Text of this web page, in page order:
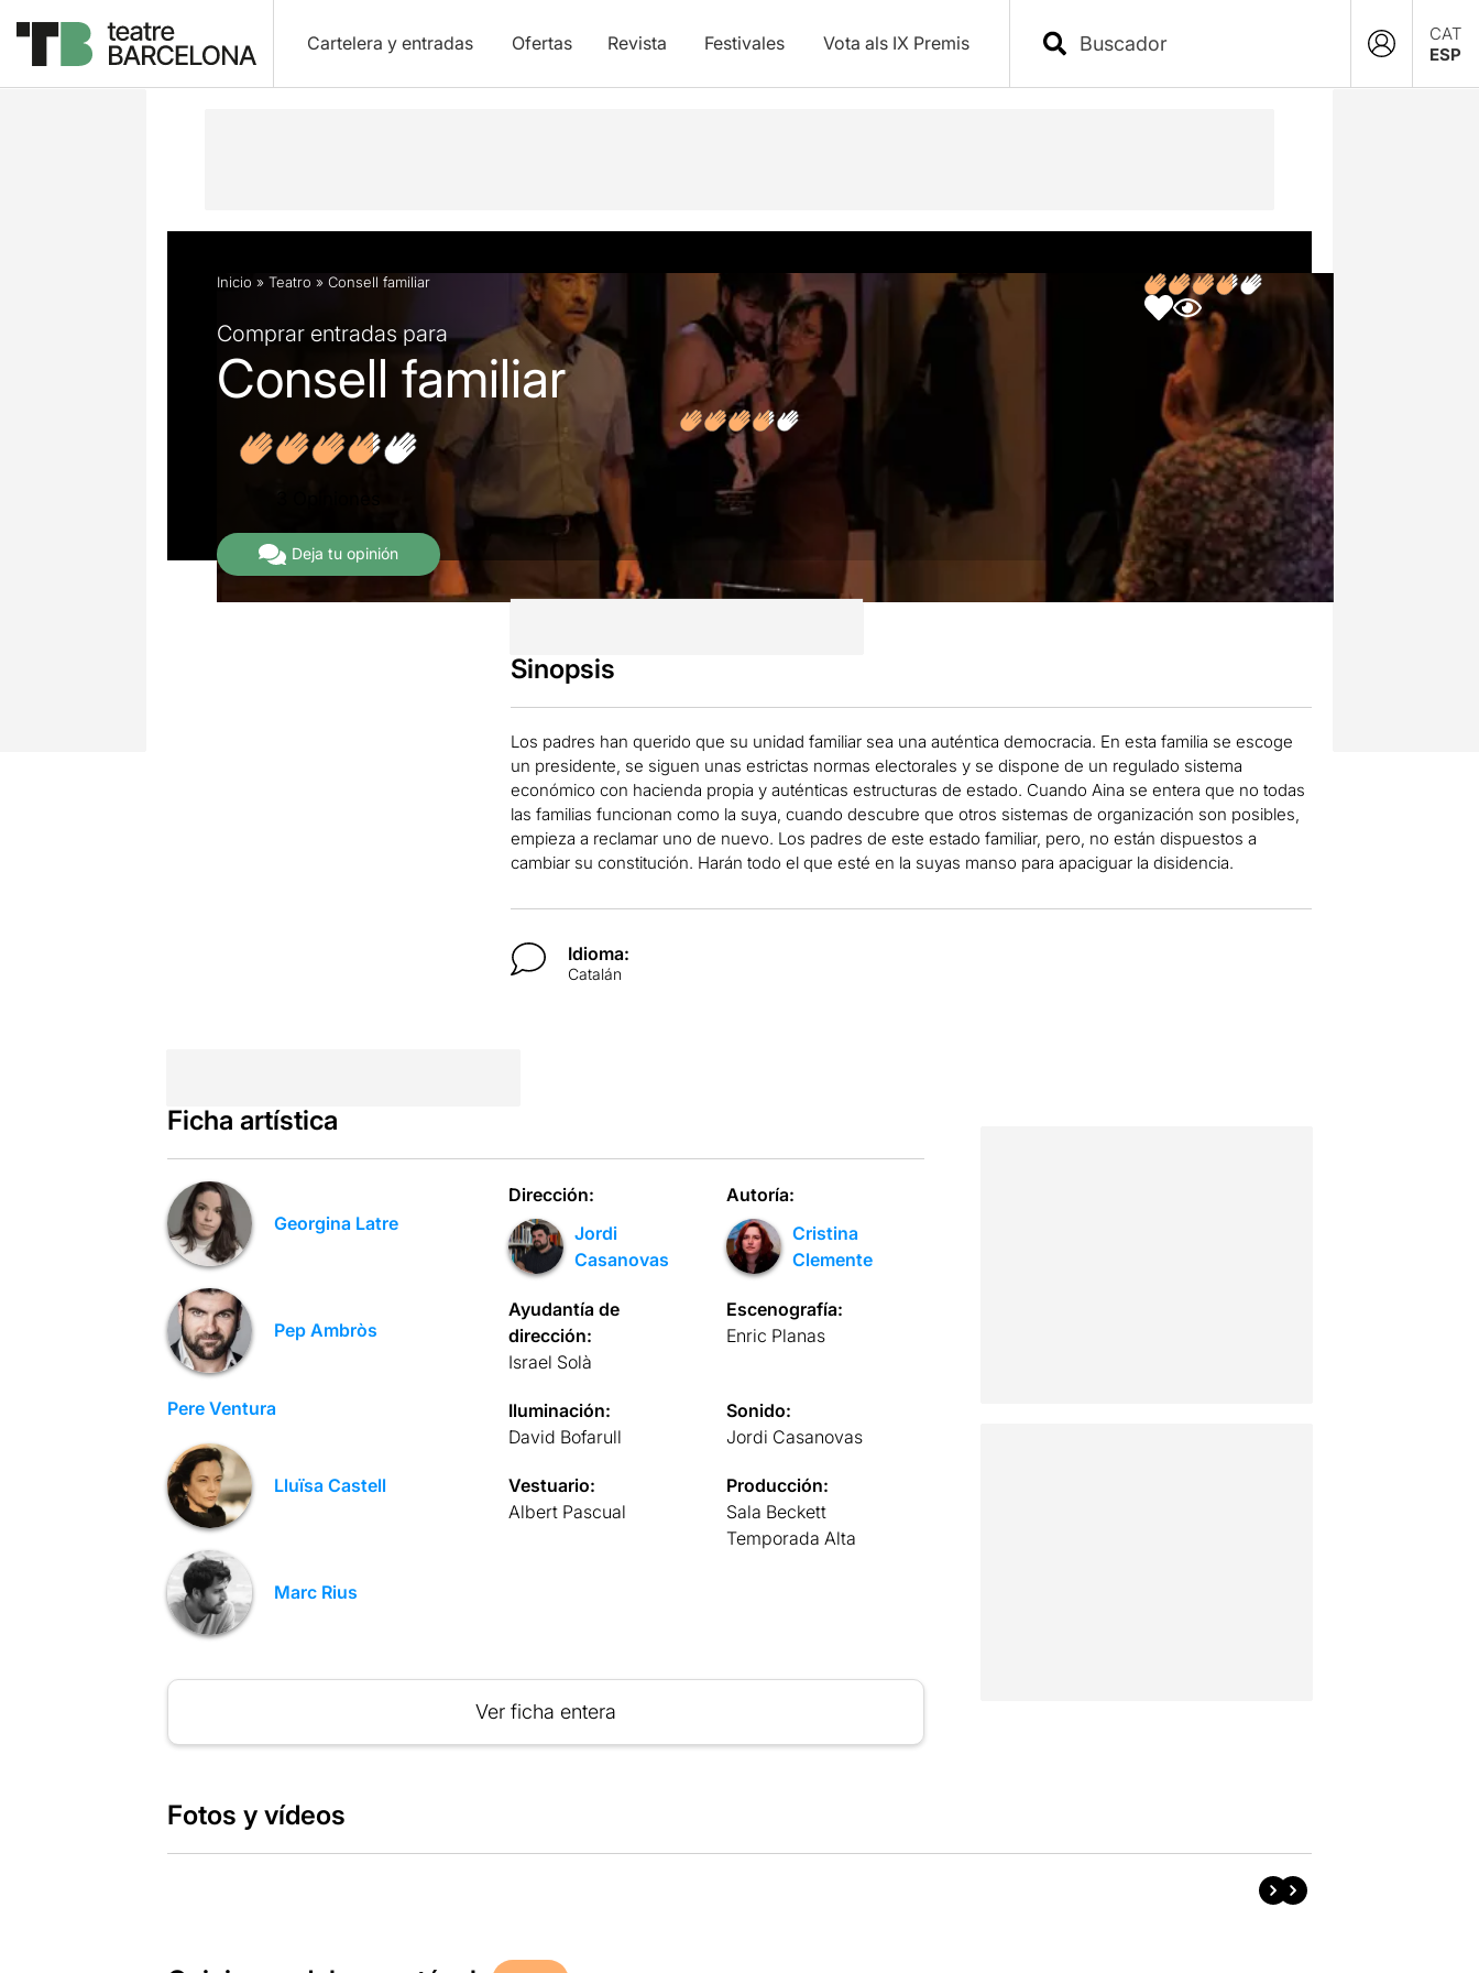
Cartelera y entradas Ofertas Revista Festivales Vota als IX Premis
CAT
ESP
Descripción Ficha artística Fotos y vídeos Opiniones
Inicio » Teatro » Consell familiar
Comprar entradas para
Consell familiar
Deja tu opinión
Sinopsis
Los padres han querido que su unidad familiar sea una auténtica democracia. En esta familia se escoge
un presidente, se siguen unas estrictas normas electorales y se dispone de un regulado sistema
económico con hacienda propia y auténticas estructuras de estado. Cuando Aina se entera que no todas
las familias funcionan como la suya, cuando descubre que otros sistemas de organización son posibles,
empieza a reclamar uno de nuevo. Los padres de este estado familiar, pero, no están dispuestos a
cambiar su constitución. Harán todo el que esté en la suyas manso para apaciguar la disidencia.
Idioma:
Catalán
Ficha artística
Georgina Latre
Pep Ambròs
Pere Ventura
Lluïsa Castell
Marc Rius
Dirección:
Jordi
Casanovas
Autoría:
Cristina
Clemente
Ayudantía de
dirección:
Israel Solà
Escenografía:
Enric Planas
Iluminación:
David Bofarull
Sonido:
Jordi Casanovas
Vestuario:
Albert Pascual
Producción:
Sala Beckett
Temporada Alta
Ver ficha entera
Fotos y vídeos